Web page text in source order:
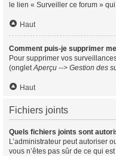
le lien « Surveiller ce forum »
Haut
Comment puis-je supprimer
Pour supprimer vos
(ongletAperçu --> Gestion des
Haut
Fichiers joints
Quels fichiers joints sont
L’administrateur peut autoriser
vous n’êtes pas sûr de ce qui